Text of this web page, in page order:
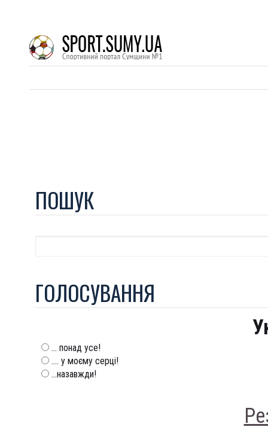
ПОШУК
ГОЛОСУВАННЯ
... понад усе!
.... у моєму серці!
...назавжди!